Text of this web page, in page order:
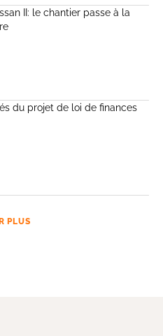
II: le chantier passe à la
du projet de loi de finances
PLUS